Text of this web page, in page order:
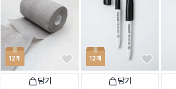
12개
담기
12개
담기